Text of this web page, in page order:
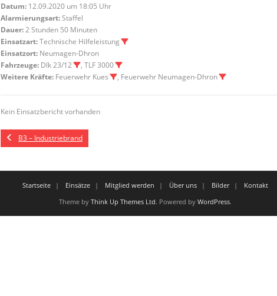
Datum: 12.09.2020 um 18:05 Uhr
Alarmierungsart:Staffel
Dauer:2 Stunden 50 Minuten
Einsatzart:Technische Hilfeleistung
Einsatzort: Neumagen-Dhron
Fahrzeuge: Dlk 23/12
, TLF 3000
Weitere Kräfte: Feuerwehr Kues , Feuerwehr Neumagen-Dhron
Kein Einsatzbericht vorhanden
B3 – Industriebrand
Startseite Einsätze Mitglied werden Über uns Bilder
Kontakt
Theme by Think Up Themes Ltd. Powered by WordPress.